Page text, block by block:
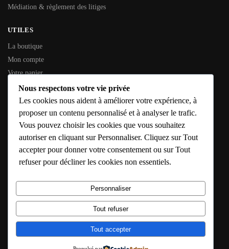
Médiation & règlement des litiges
UTILES
La boutique
Mon compte
Votre panier
Contactez-nous
INFORMATIONS GÉNÉRALES
SIREN :353 794 936
SIRET :353 794 936 00016
Adresse :10 Rue de l’Étang, 79190 Caunay
E-mail : solutions@confort-chauffage-expert.fr
Lun – Sam : 8h – 18h
© Confort Chauffage Expert 2020
Site conçu avec soin par Confort Chauffage Expert
Nous respectons votre vie privée
Les cookies nous aident à améliorer votre expérience, à
proposer un contenu personnalisé et à analyser le trafic.
Vous pouvez choisir les cookies que vous souhaitez
autoriser en cliquant sur Personnaliser. Cliquez sur Tout
accepter pour donner votre consentement ou sur Tout
refuser pour décliner les cookies non essentiels.
Personnaliser
Tout refuser
Tout accepter